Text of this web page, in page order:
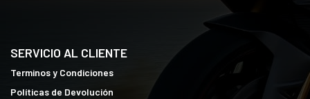
SERVICIO AL CLIENTE
Terminos y Condiciones
Políticas de Devolución